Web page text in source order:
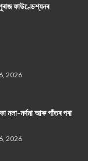
ফাউণ্ডেশ্যনৰ
2026
নলা-নৰ্দমা আৰু গাঁতৰ পৰা
2026